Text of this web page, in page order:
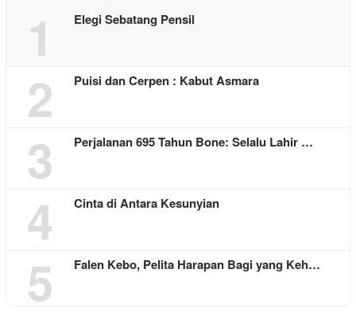
1 Elegi Sebatang Pensil
2 Puisi dan Cerpen : Kabut Asmara
3 Perjalanan 695 Tahun Bone: Selalu Lahir …
4 Cinta di Antara Kesunyian
5 Falen Kebo, Pelita Harapan Bagi yang Keh…